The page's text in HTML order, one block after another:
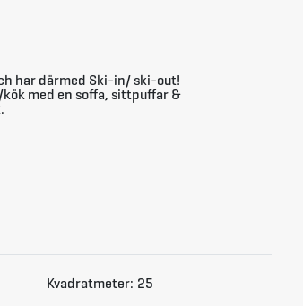
har därmed Ski-in/ ski-out!
med en soffa, sittpuffar &
Kvadratmeter: 25